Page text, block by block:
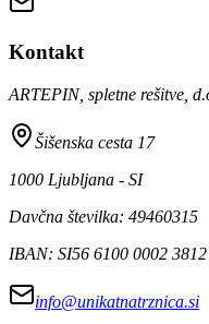
Kontakt
ARTEPIN, spletne rešitve,
Šišenska cesta 17
1000 Ljubljana - SI
Davčna številka: 49460315
IBAN: SI56 6100 0002
info@unikatnatrznica.si